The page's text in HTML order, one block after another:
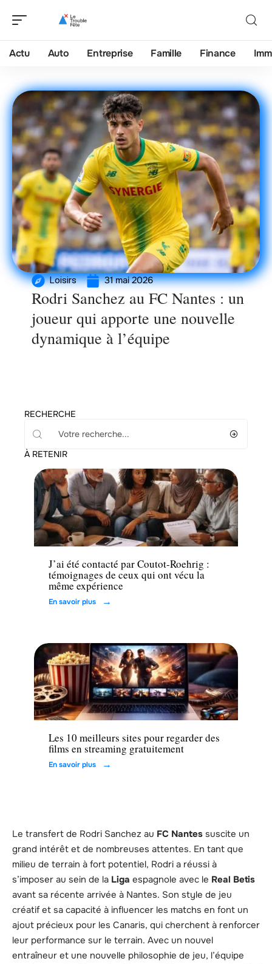
Actu Auto Entreprise Famille Finance
Loisirs 31 mai 2026
Rodri Sanchez au FC Nantes : un
joueur qui apporte une nouvelle
dynamique à l’équipe
RECHERCHE
À RETENIR
Entreprise
J’ai été contacté par Coutot-Roehrig :
témoignages de ceux qui ont vécu la
même expérience
En savoir plus
Loisirs
Les 10 meilleurs sites pour regarder des
films en streaming gratuitement
En savoir plus
Le transfert de Rodri Sanchez au FC Nantes suscite un
grand intérêt et de nombreuses attentes. En tant que
milieu de terrain à fort potentiel, Rodri a réussi à
s’imposer au sein de la Liga espagnole avec le Real Betis
avant sa récente arrivée à Nantes. Son style de jeu
créatif et sa capacité à influencer les matchs en font un
ajout précieux pour les Canaris, qui cherchent à renforcer
leur performance sur le terrain. Avec un nouvel
entraîneur et une nouvelle philosophie de jeu, l’équipe